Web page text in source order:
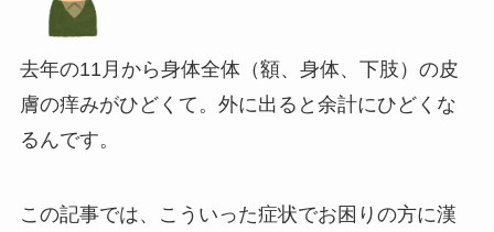
去年の11月から身体全体（額、身体、下肢）の皮
膚の痒みがひどくて。外に出ると余計にひどくな
るんです。
この記事では、こういった症状でお困りの方に漢